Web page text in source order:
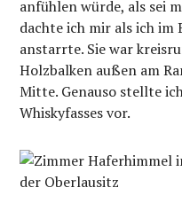
anfühlen würde, als sei
dachte ich mir als ich im
anstarrte. Sie war
Holzbalken außen am
Mitte. Genauso stellte
Whiskyfasses vor.